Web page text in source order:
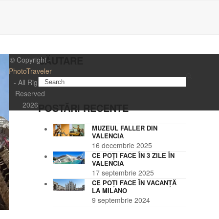
CĂUTARE
Search
POSTĂRI RECENTE
MUZEUL FALLER DIN
VALENCIA
16 decembrie 2025
CE POȚI FACE ÎN 3 ZILE ÎN
VALENCIA
17 septembrie 2025
CE POȚI FACE ÎN VACANȚĂ
LA MILANO
9 septembrie 2024
© Copyright -
PhotoTraveler
- All Rights
Reserved
2026